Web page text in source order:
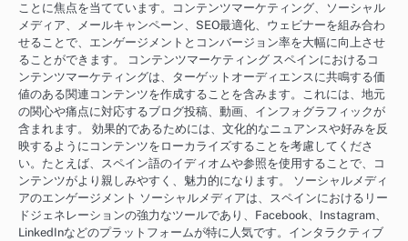
ことに焦点を当てています。コンテンツマーケティング、ソーシャル
メディア、メールキャンペーン、SEO最適化、ウェビナーを組み合わ
せることで、エンゲージメントとコンバージョン率を大幅に向上させ
ることができます。 コンテンツマーケティング スペインにおけるコ
ンテンツマーケティングは、ターゲットオーディエンスに共鳴する価
値のある関連コンテンツを作成することを含みます。これには、地元
の関心や痛点に対応するブログ投稿、動画、インフォグラフィックが
含まれます。 効果的であるためには、文化的なニュアンスや好みを反
映するようにコンテンツをローカライズすることを考慮してくださ
い。たとえば、スペイン語のイディオムや参照を使用することで、コ
ンテンツがより親しみやすく、魅力的になります。 ソーシャルメディ
アのエンゲージメント ソーシャルメディアは、スペインにおけるリー
ドジェネレーションの強力なツールであり、Facebook、Instagram、
LinkedInなどのプラットフォームが特に人気です。インタラクティブ